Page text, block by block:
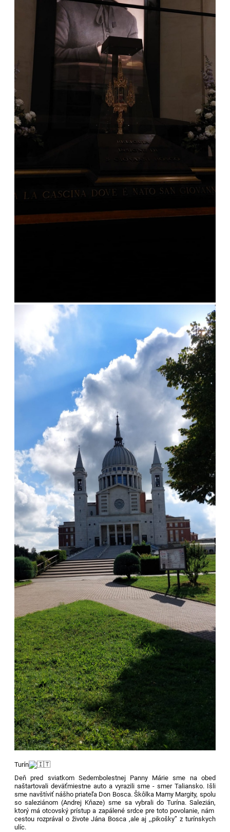
Turín
Deň pred sviatkom Sedembolestnej Panny Márie sme na obed
naštartovali deväťmiestne auto a vyrazili sme - smer Taliansko. Išli
sme navštíviť nášho priateľa Don Bosca. Škôlka Mamy Margity, spolu
so saleziánom (Andrej Kňaze) sme sa vybrali do Turína. Salezián,
ktorý má otcovský prístup a zapálené srdce pre toto povolanie, nám
cestou rozprával o živote Jána Bosca ,ale aj ,,pikošky” z turínskych
ulíc.